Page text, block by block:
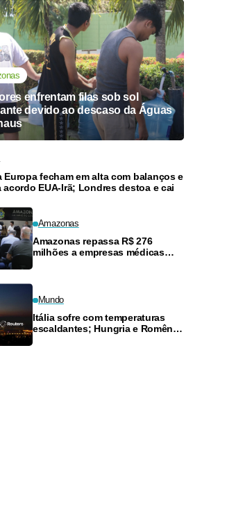
enfrentam filas sob sol
devido ao descaso da Águas
Europa fecham em alta com balanços e
acordo EUA-Irã; Londres destoa e cai
Amazonas
Amazonas repassa R$ 276
milhões a empresas médicas
Mundo
Itália sofre com temperaturas
escaldantes; Hungria e Romênia